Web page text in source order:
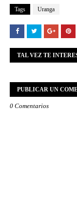
Tags Uranga
TAL VEZ TE
PUBLICAR UN
0 Comentarios